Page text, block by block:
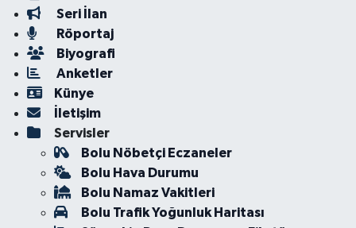
Seri İlan
Röportaj
Biyografi
Anketler
Künye
İletişim
Servisler
Bolu Nöbetçi Eczaneler
Bolu Hava Durumu
Bolu Namaz Vakitleri
Bolu Trafik Yoğunluk Haritası